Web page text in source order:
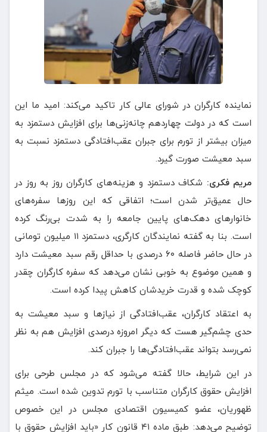
نماینده کارگران در شورای عالی کار تاکید می‌کند: امید ما این
است که در دولت چهاردهم چانه‌زنی‌ها برای افزایش دستمزد به
میزان بیشتر از تورم برای جبران عقب‌افتادگی دستمزد نسبت به
سبد معیشت صورت گیرد.
مریم فکری: شکاف دستمزد و هزینه‌های کارگران روز به روز در
حال عمیق‌تر شدن است؛ اتفاقی که این روزها سفره‌های
خانوارهای دهک‌های پایین جامعه را به شدت بی‌رنگ کرده
است. بنا به گفته نمایندگان کارگری، دستمزد ۱۱ میلیون تومانی
در حال حاضر فاصله ۶۰ درصدی با حداقل رقم سبد معیشت دارد
و همین موضوع به خوبی نشان می‌دهد که سفره کارگران چقدر
کوچک شده و قدرت خریدشان کاهش پیدا کرده است.
به اعتقاد کارگران، عقب‌افتادگی از نیازها و سبد معیشت به
حدی چشم‌گیر هست که دیگر امروزه درصدی افزایش هم به نظر
نمی‌رسد بتواند عقب‌افتادگی‌ها را جبران کند.
در این شرایط، حالا گفته می‌شود که در مجلس طرحی برای
افزایش حقوق کارگران متناسب با تورم تدوین شده است. میثم
ظهوریان، عضو کمیسیون اقتصادی مجلس در این خصوص
توضیح می‌دهد: طبق ماده ۴۱ قانون کار «باید افزایش حقوق با